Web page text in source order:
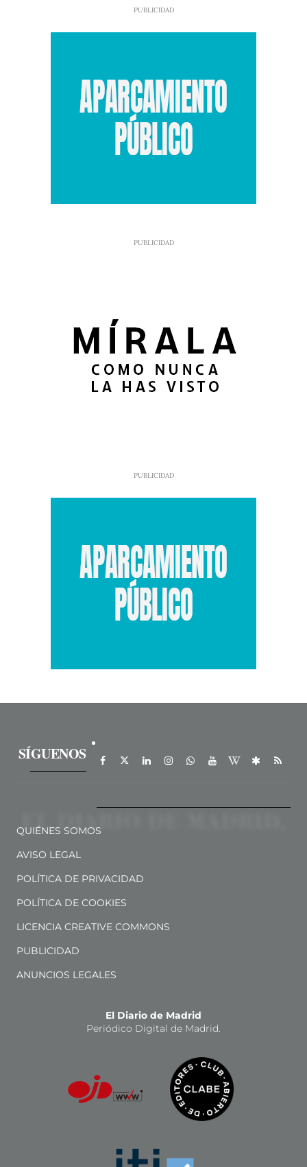
SÍGUENOS
QUIÉNES SOMOS
AVISO LEGAL
POLÍTICA DE PRIVACIDAD
POLÍTICA DE COOKIES
LICENCIA CREATIVE COMMONS
PUBLICIDAD
ANUNCIOS LEGALES
El Diario de Madrid
Periódico Digital de Madrid.